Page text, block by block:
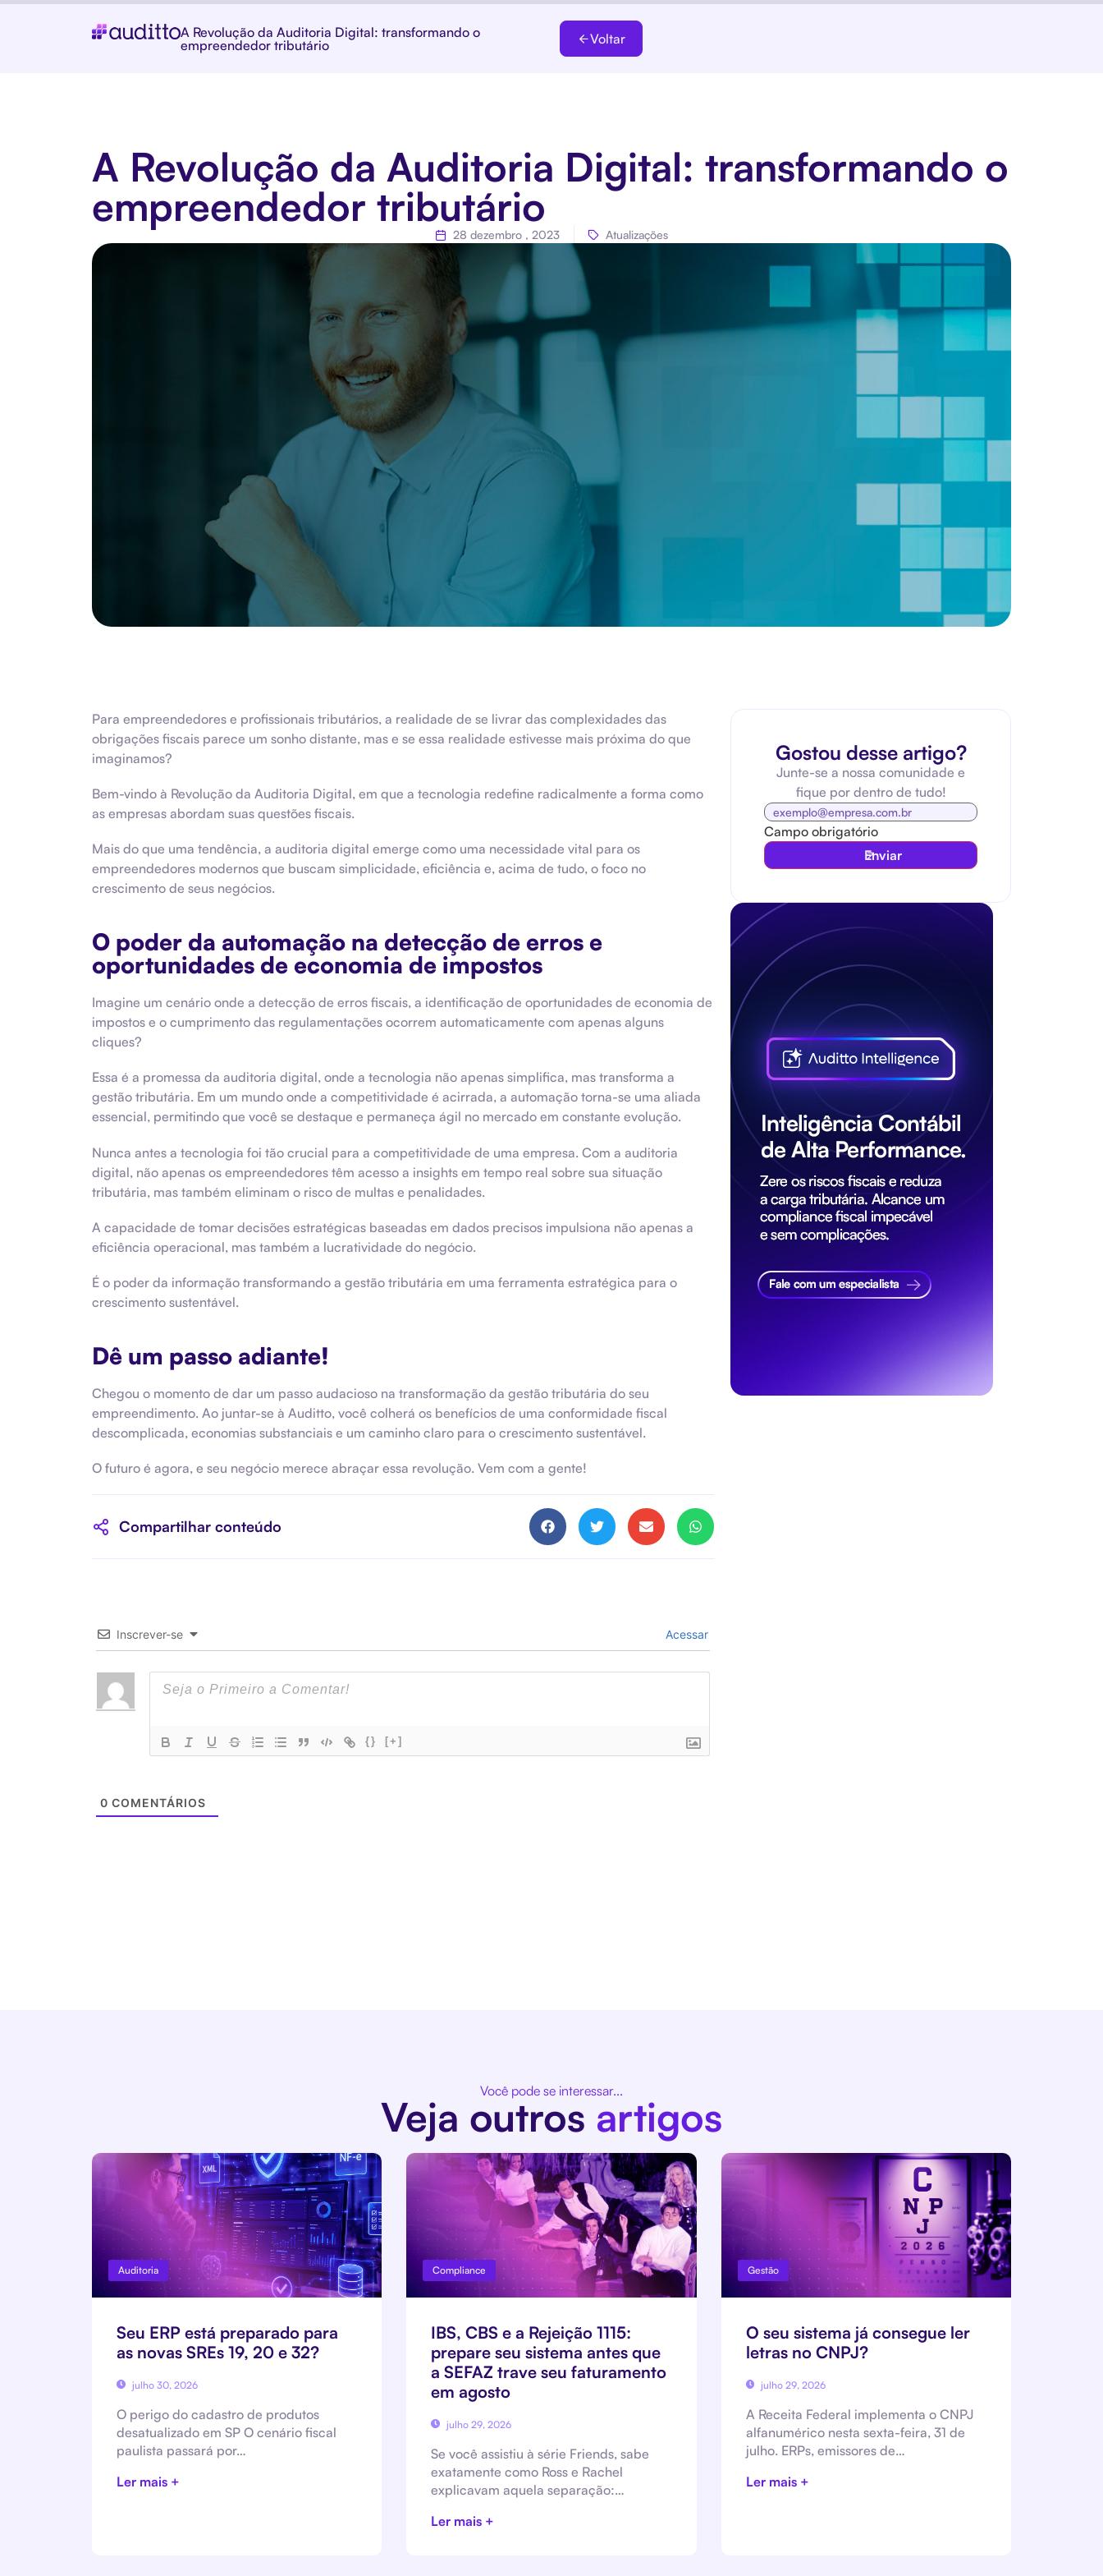
A Revolução da Auditoria Digital: transformando o
empreendedor tributário
Voltar
A Revolução da Auditoria Digital: transformando o
empreendedor tributário
28 dezembro , 2023 Atualizações
Para empreendedores e profissionais tributários, a realidade de se livrar das complexidades das
obrigações fiscais parece um sonho distante, mas e se essa realidade estivesse mais próxima do que
imaginamos?
Bem-vindo à Revolução da Auditoria Digital, em que a tecnologia redefine radicalmente a forma como
as empresas abordam suas questões fiscais.
Mais do que uma tendência, a auditoria digital emerge como uma necessidade vital para os
empreendedores modernos que buscam simplicidade, eficiência e, acima de tudo, o foco no
crescimento de seus negócios.
O poder da automação na detecção de erros e
oportunidades de economia de impostos
Imagine um cenário onde a detecção de erros fiscais, a identificação de oportunidades de economia de
impostos e o cumprimento das regulamentações ocorrem automaticamente com apenas alguns
cliques?
Essa é a promessa da auditoria digital, onde a tecnologia não apenas simplifica, mas transforma a
gestão tributária. Em um mundo onde a competitividade é acirrada, a automação torna-se uma aliada
essencial, permitindo que você se destaque e permaneça ágil no mercado em constante evolução.
Nunca antes a tecnologia foi tão crucial para a competitividade de uma empresa. Com a auditoria
digital, não apenas os empreendedores têm acesso a insights em tempo real sobre sua situação
tributária, mas também eliminam o risco de multas e penalidades.
A capacidade de tomar decisões estratégicas baseadas em dados precisos impulsiona não apenas a
eficiência operacional, mas também a lucratividade do negócio.
É o poder da informação transformando a gestão tributária em uma ferramenta estratégica para o
crescimento sustentável.
Dê um passo adiante!
Chegou o momento de dar um passo audacioso na transformação da gestão tributária do seu
empreendimento. Ao juntar-se à Auditto, você colherá os benefícios de uma conformidade fiscal
descomplicada, economias substanciais e um caminho claro para o crescimento sustentável.
O futuro é agora, e seu negócio merece abraçar essa revolução. Vem com a gente!
Compartilhar conteúdo
Inscrever-se Acessar
{} [+]
0 COMENTÁRIOS
Gostou desse artigo?
Junte-se a nossa comunidade e
fique por dentro de tudo!
Campo obrigatório
Enviar
Você pode se interessar...
Veja outros artigos
Auditoria
Seu ERP está preparado para
as novas SREs 19, 20 e 32?
julho 30, 2026
O perigo do cadastro de produtos
desatualizado em SP O cenário fiscal
paulista passará por…
Ler mais +
Compliance
IBS, CBS e a Rejeição 1115:
prepare seu sistema antes que
a SEFAZ trave seu faturamento
em agosto
julho 29, 2026
Se você assistiu à série Friends, sabe
exatamente como Ross e Rachel
explicavam aquela separação:…
Ler mais +
Gestão
O seu sistema já consegue ler
letras no CNPJ?
julho 29, 2026
A Receita Federal implementa o CNPJ
alfanumérico nesta sexta-feira, 31 de
julho. ERPs, emissores de…
Ler mais +